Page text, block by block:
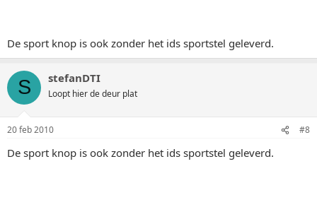
De sport knop is ook zonder het ids sportstel geleverd.
S stefanDTI
Loopt hier de deur plat
20 feb 2010 #8
De sport knop is ook zonder het ids sportstel geleverd.